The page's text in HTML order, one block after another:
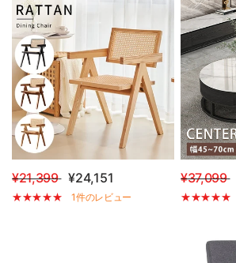
¥21,399 ¥24,151
1件のレビュー
¥37,099